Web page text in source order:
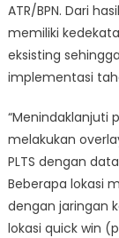
ATR/BPN. Dari
memiliki
eksisting
implementasi
“Menindaklanjuti
melakukan
PLTS dengan
Beberapa lokasi
dengan jaringan
lokasi quick win